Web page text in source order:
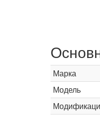
Марка
Модель